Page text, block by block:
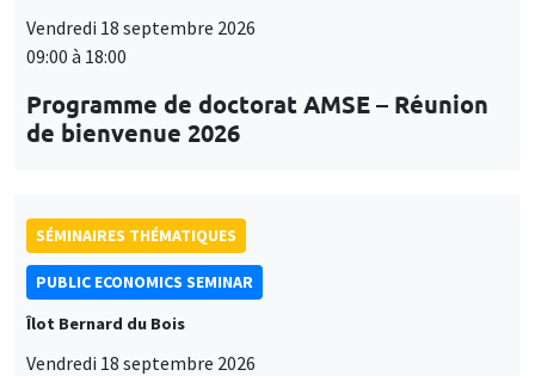
Vendredi 18 septembre 2026
09:00 à 18:00
Programme de doctorat AMSE – Réunion
de bienvenue 2026
SÉMINAIRES THÉMATIQUES
PUBLIC ECONOMICS SEMINAR
Îlot Bernard du Bois
Vendredi 18 septembre 2026